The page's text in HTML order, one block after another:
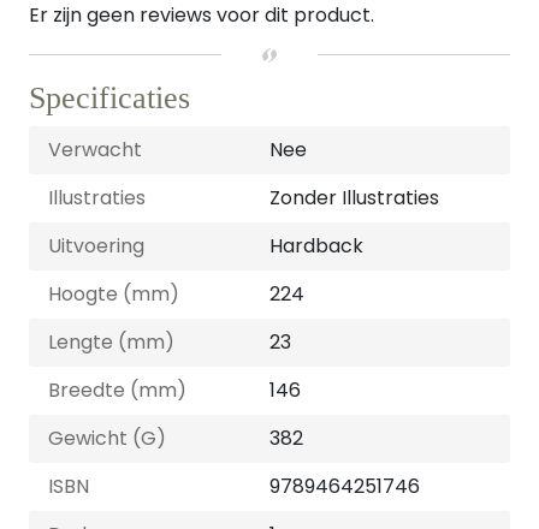
Er zijn geen reviews voor dit product.
Specificaties
Verwacht
Nee
Illustraties
Zonder Illustraties
Uitvoering
Hardback
Hoogte (mm)
224
Lengte (mm)
23
Breedte (mm)
146
Gewicht (G)
382
ISBN
9789464251746